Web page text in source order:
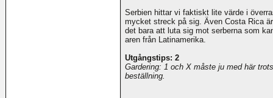
Serbien hittar vi faktiskt lite värde i
mycket streck på sig. Även Costa Rica
det bara att luta sig mot serberna som
aren från Latinamerika.
Utgångstips: 2
Gardering: 1 och X måste ju med här
beställning.